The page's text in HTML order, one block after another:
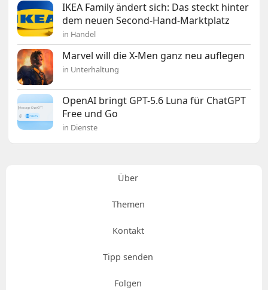
IKEA Family ändert sich: Das steckt hinter
dem neuen Second-Hand-Marktplatz
in Handel
Marvel will die X-Men ganz neu auflegen
in Unterhaltung
OpenAI bringt GPT-5.6 Luna für ChatGPT
Free und Go
in Dienste
Über
Themen
Kontakt
Tipp senden
Folgen